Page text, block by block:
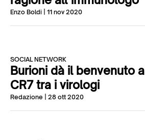
Enzo Boldi | 11 nov 2020
SOCIAL NETWORK
Burioni dà il benvenuto a
CR7 tra i virologi
Redazione | 28 ott 2020